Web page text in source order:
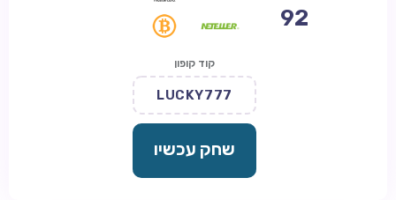
92
קוד קופון
LUCKY777
שחק עכשיו